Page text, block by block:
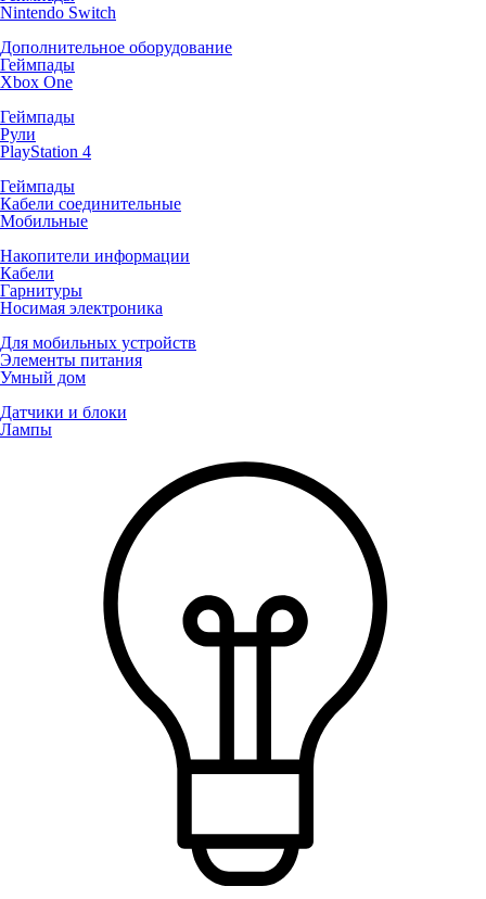
Nintendo Switch
Дополнительное оборудование
Геймпады
Xbox One
Геймпады
Рули
PlayStation 4
Геймпады
Кабели соединительные
Мобильные
Накопители информации
Кабели
Гарнитуры
Носимая электроника
Для мобильных устройств
Элементы питания
Умный дом
Датчики и блоки
Лампы